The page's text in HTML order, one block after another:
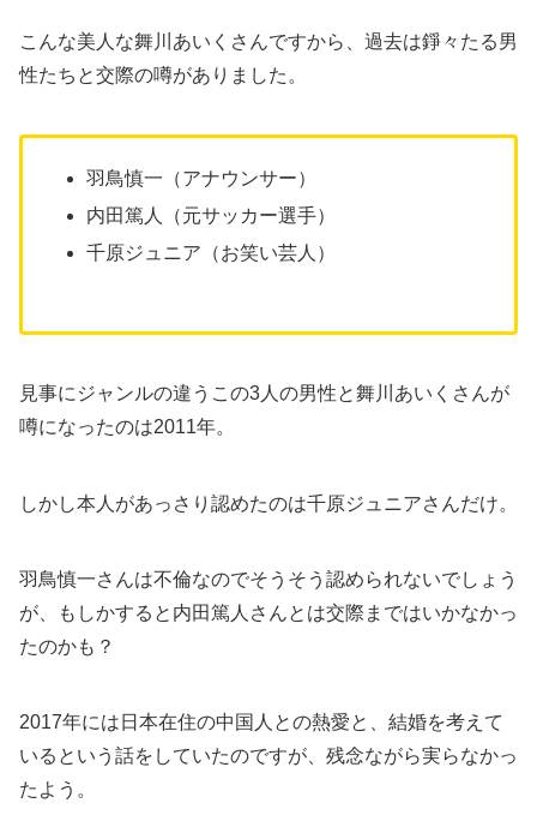
こんな美人な舞川あいくさんですから、過去は錚々たる男
性たちと交際の噂がありました。
羽鳥慎一（アナウンサー）
内田篤人（元サッカー選手）
千原ジュニア（お笑い芸人）
見事にジャンルの違うこの3人の男性と舞川あいくさんが
噂になったのは2011年。
しかし本人があっさり認めたのは千原ジュニアさんだけ。
羽鳥慎一さんは不倫なのでそうそう認められないでしょう
が、もしかすると内田篤人さんとは交際まではいかなかっ
たのかも？
2017年には日本在住の中国人との熱愛と、結婚を考えて
いるという話をしていたのですが、残念ながら実らなかっ
たよう。